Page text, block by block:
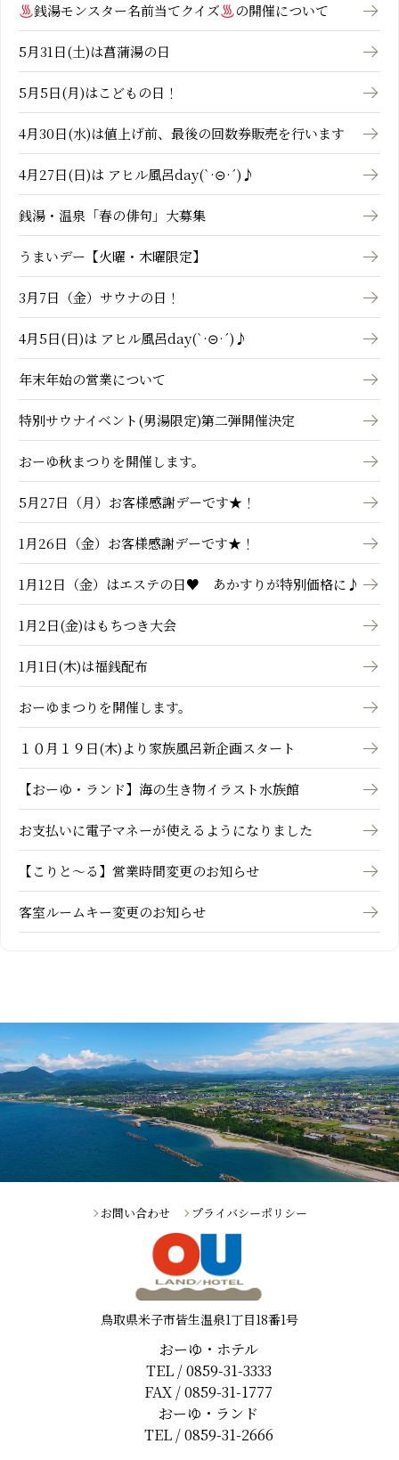
銭湯モンスター名前当てクイズ の開催について
5月31日(土)は菖蒲湯の日
5月5日(月)はこどもの日！
4月30日(水)は値上げ前、最後の回数券販売を行います
4月27日(日)は アヒル風呂day(`·⊝·´)♪
銭湯・温泉「春の俳句」大募集
うまいデー【火曜・木曜限定】
3月7日（金）サウナの日！
4月5日(日)は アヒル風呂day(`·⊝·´)♪
年末年始の営業について
特別サウナイベント(男湯限定)第二弾開催決定
おーゆ秋まつりを開催します。
5月27日（月）お客様感謝デーです★！
1月26日（金）お客様感謝デーです★！
1月12日（金）はエステの日♥ あかすりが特別価格に♪
1月2日(金)はもちつき大会
1月1日(木)は福銭配布
おーゆまつりを開催します。
１０月１９日(木)より家族風呂新企画スタート
【おーゆ・ランド】海の生き物イラスト水族館
お支払いに電子マネーが使えるようになりました
【こりと～る】営業時間変更のお知らせ
客室ルームキー変更のお知らせ
お問い合わせ プライバシーポリシー
鳥取県米子市皆生温泉1丁目18番1号
おーゆ・ホテル
TEL / 0859-31-3333
FAX / 0859-31-1777
おーゆ・ランド
TEL / 0859-31-2666